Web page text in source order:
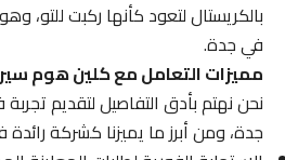
بالكريستال لتعود كأنها ركبت للتو، وهو
في جدة.
مميزات التعامل مع كلين هوم
نحن نهتم بأدق التفاصيل لتقديم تجربة
جدة، ومن أبرز ما يميزنا كشركة رائدة